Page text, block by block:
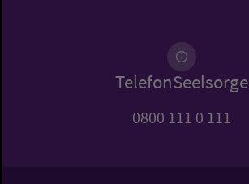
TelefonSeelsorge
0800 111 0 111